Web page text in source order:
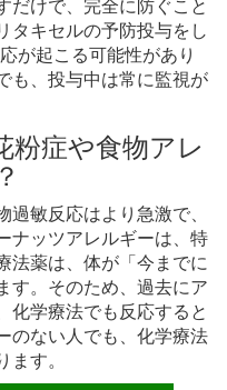
だけで、完全に防ぐこと
タキセルの予防投与をし
が起こる可能性があり
も、投与中は常に監視が
粉症や食物アレ
敏反応はより急激で、
ナッツアレルギーは、特
法薬は、体が「今までに
す。そのため、過去にア
化学療法でも反応すると
のない人でも、化学療法
す。